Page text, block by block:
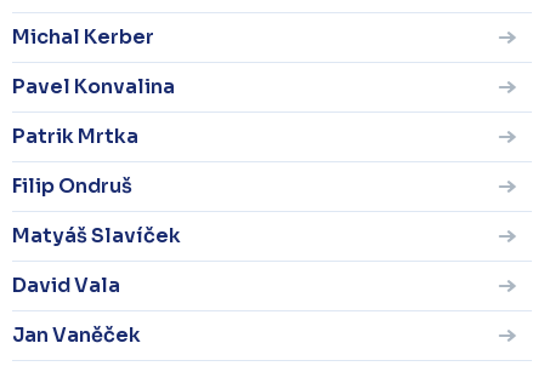
Michal Kerber
Pavel Konvalina
Patrik Mrtka
Filip Ondruš
Matyáš Slavíček
David Vala
Jan Vaněček